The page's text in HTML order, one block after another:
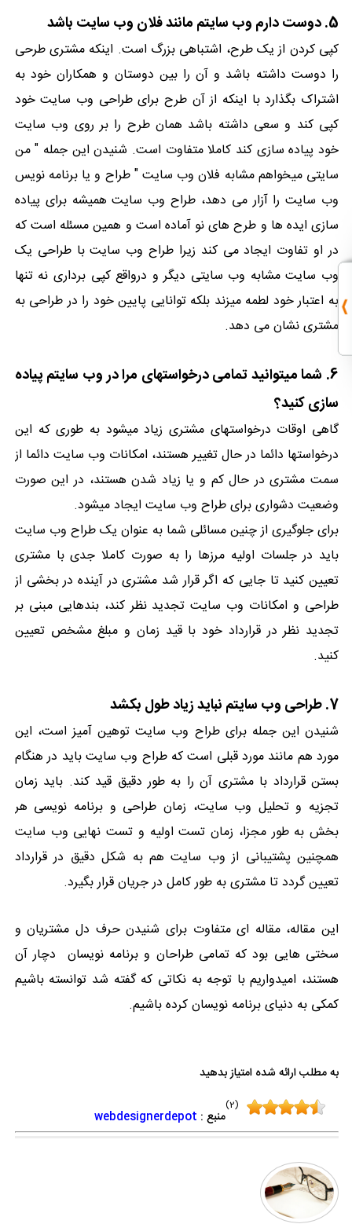
5. دوست دارم وب سایتم مانند فلان وب سایت باشد
کپی کردن از یک طرح، اشتباهی بزرگ است. اینکه مشتری طرحی
را دوست داشته باشد و آن را بین دوستان و همکاران خود به
اشتراک بگذارد با اینکه از آن طرح برای طراحی وب سایت خود
کپی کند و سعی داشته باشد همان طرح را بر روی وب سایت
خود پیاده سازی کند کاملا متفاوت است. شنیدن این جمله " من
سایتی میخواهم مشابه فلان وب سایت " طراح و یا برنامه نویس
وب سایت را آزار می دهد، طراح وب سایت همیشه برای پیاده
سازی ایده ها و طرح های نو آماده است و همین مسئله است که
در او تفاوت ایجاد می کند زیرا طراح وب سایت با طراحی یک
وب سایت مشابه وب سایتی دیگر و درواقع کپی برداری نه تنها
به اعتبار خود لطمه میزند بلکه توانایی پایین خود را در طراحی به
مشتری نشان می دهد.
6. شما میتوانید تمامی درخواستهای مرا در وب سایتم پیاده
سازی کنید؟
گاهی اوقات درخواستهای مشتری زیاد میشود به طوری که این
درخواستها دائما در حال تغییر هستند، امکانات وب سایت دائما از
سمت مشتری در حال کم و یا زیاد شدن هستند، در این صورت
وضعیت دشواری برای طراح وب سایت ایجاد میشود.
برای جلوگیری از چنین مسائلی شما به عنوان یک طراح وب سایت
باید در جلسات اولیه مرزها را به صورت کاملا جدی با مشتری
تعیین کنید تا جایی که اگر قرار شد مشتری در آینده در بخشی از
طراحی و امکانات وب سایت تجدید نظر کند، بندهایی مبنی بر
تجدید نظر در قرارداد خود با قید زمان و مبلغ مشخص تعیین
کنید.
7. طراحی وب سایتم نباید زیاد طول بکشد
شنیدن این جمله برای طراح وب سایت توهین آمیز است، این
مورد هم مانند مورد قبلی است که طراح وب سایت باید در هنگام
بستن قرارداد با مشتری آن را به طور دقیق قید کند. باید زمان
تجزیه و تحلیل وب سایت، زمان طراحی و برنامه نویسی هر
بخش به طور مجزا، زمان تست اولیه و تست نهایی وب سایت
همچنین پشتیبانی از وب سایت هم به شکل دقیق در قرارداد
تعیین گردد تا مشتری به طور کامل در جریان قرار بگیرد.
این مقاله، مقاله ای متفاوت برای شنیدن حرف دل مشتریان و
سختی هایی بود که تمامی طراحان و برنامه نویسان دچار آن
هستند، امیدواریم با توجه به نکاتی که گفته شد توانسته باشیم
کمکی به دنیای برنامه نویسان کرده باشیم.
به مطلب ارائه شده امتیاز بدهید
(2)
منبع : webdesignerdepot